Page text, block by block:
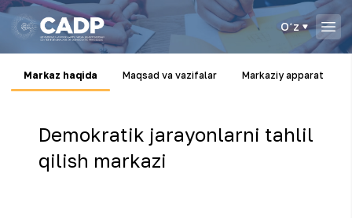
Oʻz
Markaz haqida Maqsad va vazifalar Markaziy apparat
Demokratik jarayonlarni tahlil
qilish markazi